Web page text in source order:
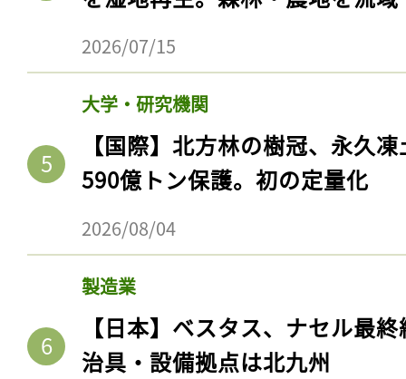
2026/07/15
大学・研究機関
【国際】北方林の樹冠、永久
590億トン保護。初の定量化
2026/08/04
製造業
【日本】ベスタス、ナセル最
治具・設備拠点は北九州